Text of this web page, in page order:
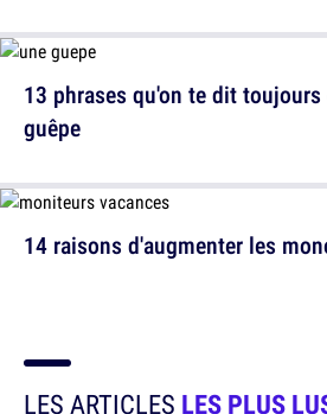
13 phrases qu'on te dit
guêpe
14 raisons d'augmenter les
LES ARTICLES LES PLUS